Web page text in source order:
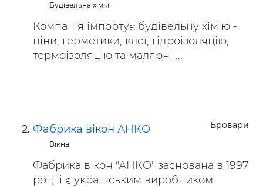
Будівельна хімія
Компанія імпортує будівельну хімію -
піни, герметики, клеї, гідроізоляцію,
термоізоляцію та малярні ...
Бровари
Фабрика вікон АНКО
Вікна
Фабрика вікон "АНКО" заснована в 1997
році і є українським виробником